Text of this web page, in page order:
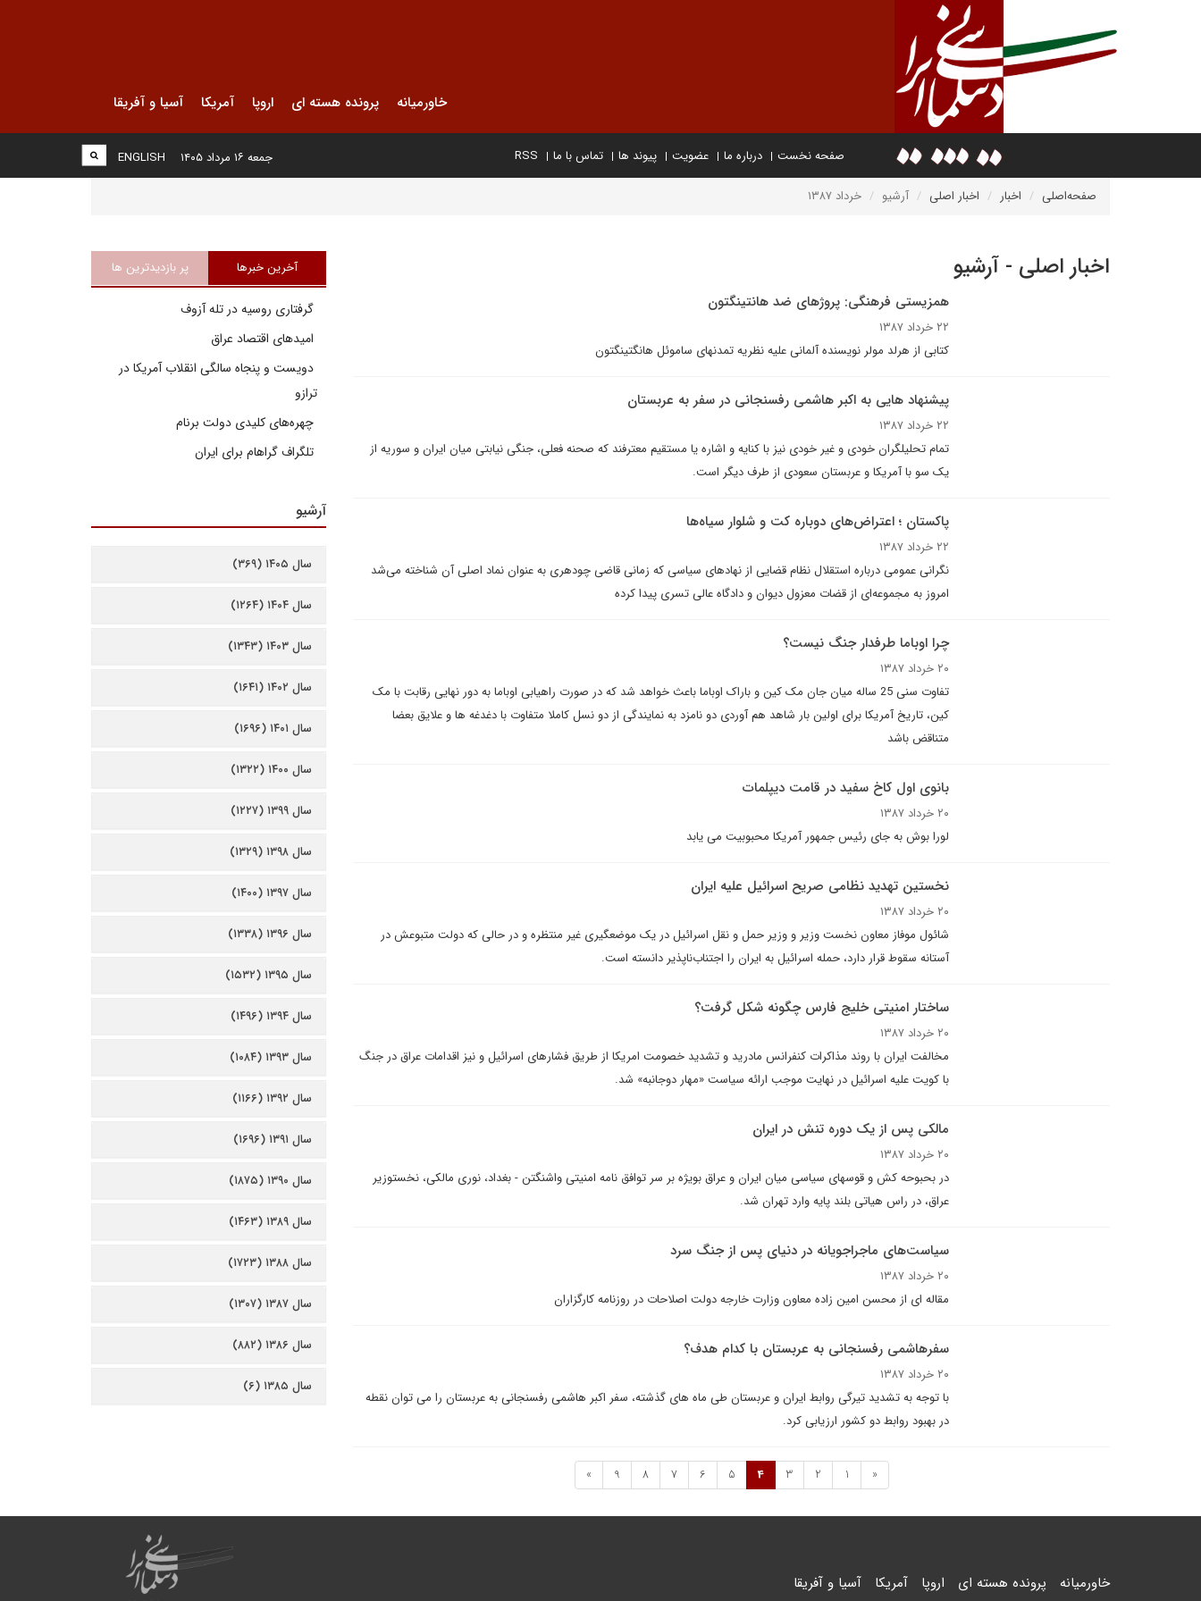
خاورمیانه پرونده هسته ای اروپا آمریکا آسیا و آفریقا
صفحه نخست درباره ما عضویت پیوند ها تماس با ما RSS
ENGLISH جمعه ۱۶ مرداد ۱۴۰۵
صفحه‌اصلی اخبار اخبار اصلی آرشیو خرداد ۱۳۸۷
اخبار اصلی - آرشیو
هم­زیستی فرهنگی: پروژه­ای ضد هانتینگتون
۲۲ خرداد ۱۳۸۷
کتابى از هرلد مولر نويسنده آلمانى عليه نظریه تمدنهای ساموئل هانگتينگتون
پيشنهاد هايى به اکبر هاشمى رفسنجانى در سفر به عربستان
۲۲ خرداد ۱۳۸۷
تمام تحليلگران خودى و غير خودى نيز با کنايه و اشاره يا مستقيم معترفند که صحنه فعلى، جنگی نیابتی میان ایران و سوریه از
یک سو با آمریکا و عربستان سعودی از طرف دیگر است.
پاکستان ؛ اعتراض‌های دوباره کت و شلوار سیاه‌ها
۲۲ خرداد ۱۳۸۷
نگرانی عمومی درباره استقلال نظام قضایی از نهادهای سیاسی که زمانی قاضی چودهری به عنوان نماد اصلی آن شناخته می‌شد
امروز به مجموعه‌ای از قضات معزول دیوان و دادگاه عالی تسری پیدا کرده
چرا اوباما طرفدار جنگ نیست؟
۲۰ خرداد ۱۳۸۷
تفاوت سنی 25 ساله میان جان مک کین و باراک اوباما باعث خواهد شد که در صورت راهیابی اوباما به دور نهایی رقابت با مک
کین، تاریخ آمریکا برای اولین بار شاهد هم آوردی دو نامزد به نمایندگی از دو نسل کاملا متفاوت با دغدغه ها و علایق بعضا
متناقض باشد
بانوی اول کاخ سفید در قامت دیپلمات
۲۰ خرداد ۱۳۸۷
لورا بوش به جای رئیس جمهور آمریکا محبوبیت می یابد
نخستين تهديد نظامى صريح اسرائيل عليه ايران
۲۰ خرداد ۱۳۸۷
شائول موفاز معاون نخست وزیر و وزیر حمل و نقل اسرائیل در یک موضع­گیری غیر منتظره و در حالی که دولت متبوعش در
آستانه سقوط قرار دارد، حمله اسرائیل به ایران را اجتناب‌ناپذیر دانسته است.
ساختار امنيتى خلیج فارس چگونه شکل گرفت؟
۲۰ خرداد ۱۳۸۷
مخالفت ايران با روند مذاکرات کنفرانس مادريد و تشديد خصومت امريکا از طريق فشارهاى اسرائيل و نيز اقدامات عراق در جنگ
با کويت عليه اسرائيل در نهايت موجب ارائه سياست «مهار دوجانبه» شد.
مالکی پس از یک دوره تنش در ایران
۲۰ خرداد ۱۳۸۷
در بحبوحه کش و قوس­های سیاسی میان ایران و عراق بویژه بر سر توافق نامه امنیتی واشنگتن - بغداد، نوری مالکی، نخست­وزیر
عراق، در راس هیاتی بلند پایه وارد تهران شد.
سیاست‌های ماجراجویانه در دنیای پس از جنگ سرد
۲۰ خرداد ۱۳۸۷
مقاله اى از محسن امين زاده معاون وزارت خارجه دولت اصلاحات در روزنامه کارگزاران
سفرهاشمى رفسنجانى به عربستان با کدام هدف؟
۲۰ خرداد ۱۳۸۷
با توجه به تشديد تيرگى روابط ايران و عربستان طى ماه هاى گذشته، سفر اکبر هاشمى رفسنجانى به عربستان را مى توان نقطه
در بهبود روابط دو کشور ارزيابى کرد.
«
1
2
3
4
5
6
7
8
9
»
آخرین خبرها پر بازدیدترین ها
گرفتاری روسیه در تله آزوف
امیدهای اقتصاد عراق
دویست و پنجاه سالگی انقلاب آمریکا در
ترازو
چهره‌های کلیدی دولت برنام
تلگراف گراهام برای ایران
آرشیو
سال ۱۴۰۵ (۳۶۹)
سال ۱۴۰۴ (۱۲۶۴)
سال ۱۴۰۳ (۱۳۴۳)
سال ۱۴۰۲ (۱۶۴۱)
سال ۱۴۰۱ (۱۶۹۶)
سال ۱۴۰۰ (۱۳۲۲)
سال ۱۳۹۹ (۱۲۲۷)
سال ۱۳۹۸ (۱۳۲۹)
سال ۱۳۹۷ (۱۴۰۰)
سال ۱۳۹۶ (۱۳۳۸)
سال ۱۳۹۵ (۱۵۳۲)
سال ۱۳۹۴ (۱۴۹۶)
سال ۱۳۹۳ (۱۰۸۴)
سال ۱۳۹۲ (۱۱۶۶)
سال ۱۳۹۱ (۱۶۹۶)
سال ۱۳۹۰ (۱۸۷۵)
سال ۱۳۸۹ (۱۴۶۳)
سال ۱۳۸۸ (۱۷۲۳)
سال ۱۳۸۷ (۱۳۰۷)
سال ۱۳۸۶ (۸۸۲)
سال ۱۳۸۵ (۶)
خاورمیانه پرونده هسته ای اروپا آمریکا آسیا و آفریقا